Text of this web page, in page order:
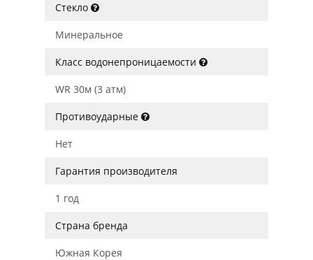
Стекло
Минеральное
Класс водонепроницаемости
WR 30м (3 атм)
Противоударные
Нет
Гарантия производителя
1 год
Страна бренда
Южная Корея